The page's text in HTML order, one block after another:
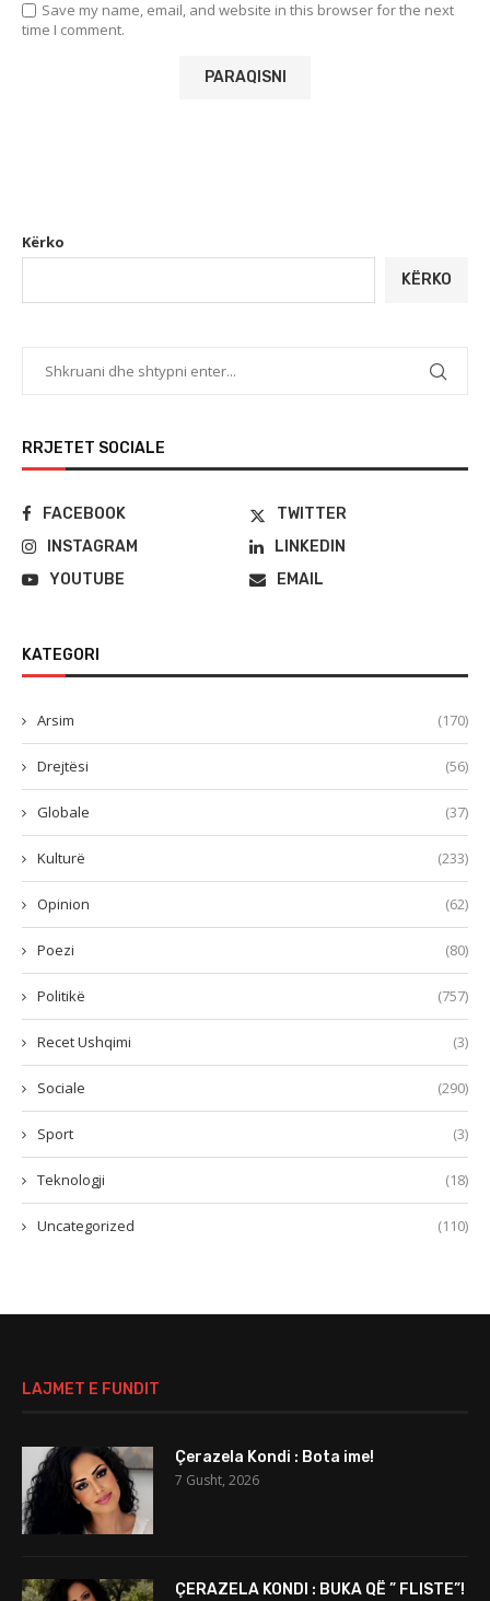
Save my name, email, and website in this browser for the next
time I comment.
Kërko
KËRKO
RRJETET SOCIALE
FACEBOOK
TWITTER
INSTAGRAM
LINKEDIN
YOUTUBE
EMAIL
KATEGORI
Arsim (170)
Drejtësi (56)
Globale (37)
Kulturë (233)
Opinion (62)
Poezi (80)
Politikë (757)
Recet Ushqimi (3)
Sociale (290)
Sport (3)
Teknologji (18)
Uncategorized (110)
LAJMET E FUNDIT
Çerazela Kondi : Bota ime!
7 Gusht, 2026
ÇERAZELA KONDI : BUKA QË ” FLISTE”!